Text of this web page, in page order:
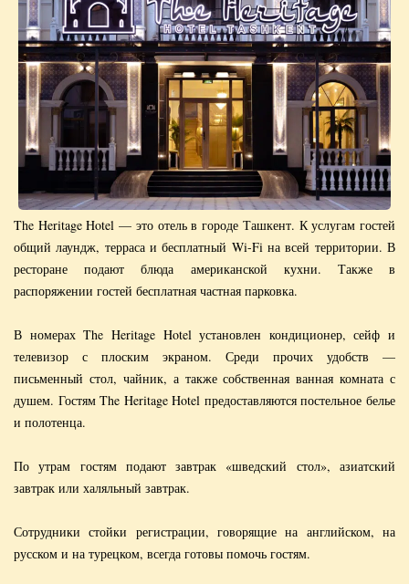
The Heritage Hotel — это отель в городе Ташкент. К услугам гостей
общий лаундж, терраса и бесплатный Wi-Fi на всей территории. В
ресторане подают блюда американской кухни. Также в
распоряжении гостей бесплатная частная парковка.
В номерах The Heritage Hotel установлен кондиционер, сейф и
телевизор с плоским экраном. Среди прочих удобств —
письменный стол, чайник, а также собственная ванная комната с
душем. Гостям The Heritage Hotel предоставляются постельное белье
и полотенца.
По утрам гостям подают завтрак «шведский стол», азиатский
завтрак или халяльный завтрак.
Сотрудники стойки регистрации, говорящие на английском, на
русском и на турецком, всегда готовы помочь гостям.